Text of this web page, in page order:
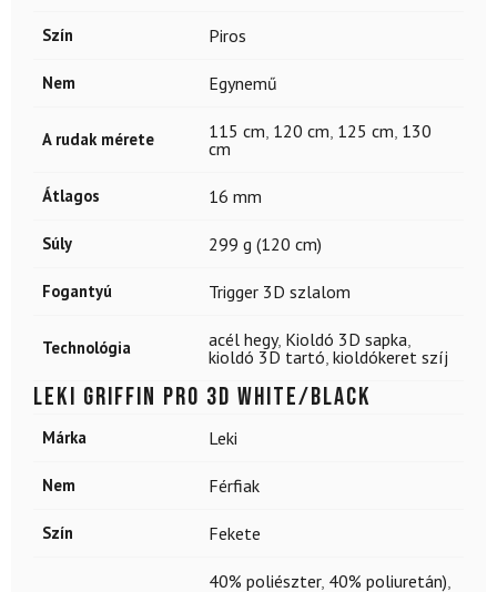
Szín Piros
Nem Egynemű
A rudak mérete 115 cm 120 cm 125 cm 130
cm
Átlagos 16 mm
Súly 299 g (120 cm)
Fogantyú Trigger 3D szlalom
Technológia acél hegy, Kioldó 3D sapka
kioldó 3D tartó kioldókeret szíj
LEKI Griffin Pro 3D White/Black
Márka Leki
Nem Férfiak
Szín Fekete
40% poliészter, 40% poliuretán)